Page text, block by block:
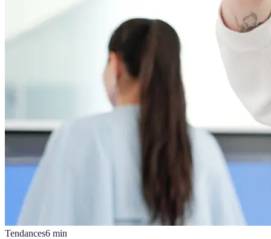
Tendances6 min